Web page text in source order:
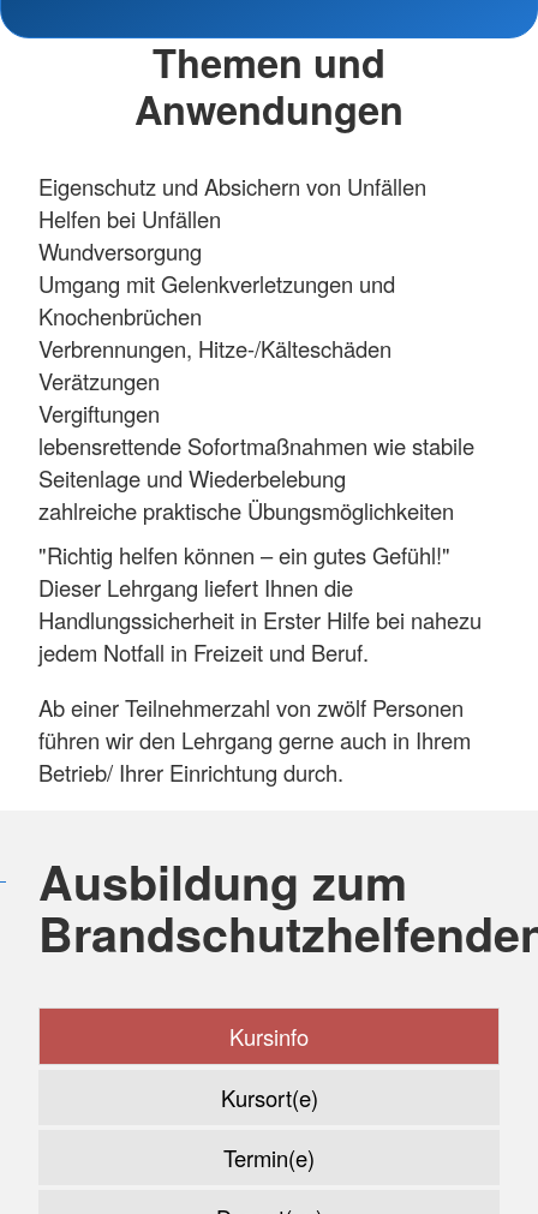
Themen und
Anwendungen
Eigenschutz und Absichern von Unfällen
Helfen bei Unfällen
Wundversorgung
Umgang mit Gelenkverletzungen und
Knochenbrüchen
Verbrennungen, Hitze-/Kälteschäden
Verätzungen
Vergiftungen
lebensrettende Sofortmaßnahmen wie stabile
Seitenlage und Wiederbelebung
zahlreiche praktische Übungsmöglichkeiten
"Richtig helfen können – ein gutes Gefühl!"
Dieser Lehrgang liefert Ihnen die
Handlungssicherheit in Erster Hilfe bei nahezu
jedem Notfall in Freizeit und Beruf.
Ab einer Teilnehmerzahl von zwölf Personen
führen wir den Lehrgang gerne auch in Ihrem
Betrieb/ Ihrer Einrichtung durch.
Ausbildung zum
Kursinfo
Kursort(e)
Termin(e)